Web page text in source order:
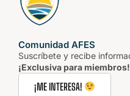
Comunidad AFES
Suscríbete y recibe
¡Exclusiva para miembros!
¡ME INTERESA!